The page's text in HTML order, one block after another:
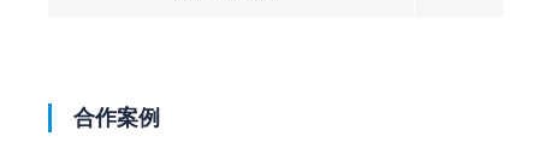
合作案例